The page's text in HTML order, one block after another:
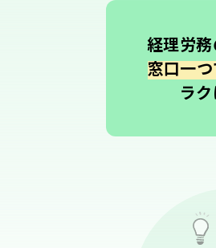
経理労
窓口一
ラ